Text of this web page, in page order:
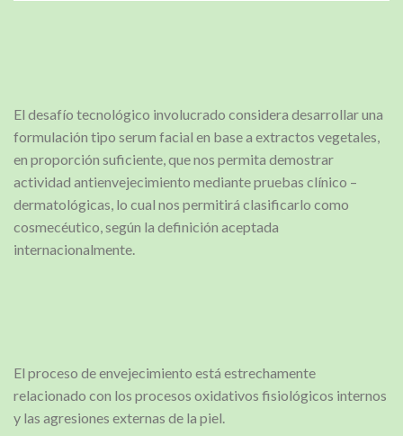
El desafío tecnológico involucrado considera desarrollar una
formulación tipo serum facial en base a extractos vegetales,
en proporción suficiente, que nos permita demostrar
actividad antienvejecimiento mediante pruebas clínico –
dermatológicas, lo cual nos permitirá clasificarlo como
cosmecéutico, según la definición aceptada
internacionalmente.
El proceso de envejecimiento está estrechamente
relacionado con los procesos oxidativos fisiológicos internos
y las agresiones externas de la piel.